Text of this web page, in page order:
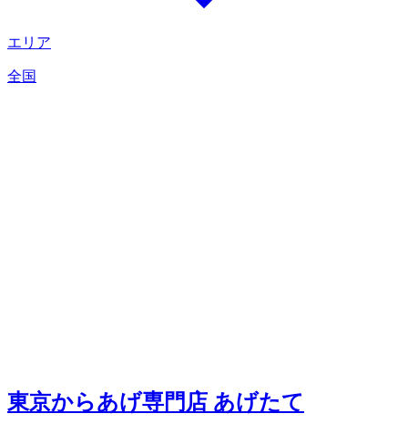
エリア
全国
東京からあげ専門店 あげたて